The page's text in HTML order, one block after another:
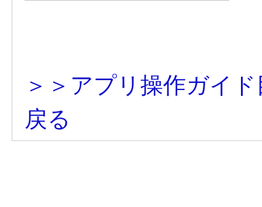
＞＞アプリ操作ガイ
戻る